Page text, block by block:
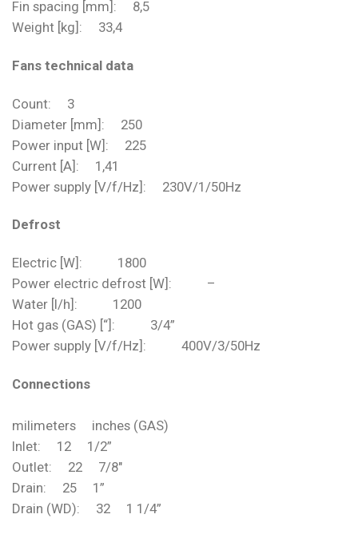
Fin spacing [mm]: 8,5
Weight [kg]: 33,4
Fans technical data
Count: 3
Diameter [mm]: 250
Power input [W]: 225
Current [A]: 1,41
Power supply [V/f/Hz]: 230V/1/50Hz
Defrost
Electric [W]: 1800
Power electric defrost [W]: –
Water [l/h]: 1200
Hot gas (GAS) [“]: 3/4”
Power supply [V/f/Hz]: 400V/3/50Hz
Connections
milimeters inches (GAS)
Inlet: 12 1/2”
Outlet: 22 7/8″
Drain: 25 1”
Drain (WD): 32 1 1/4”